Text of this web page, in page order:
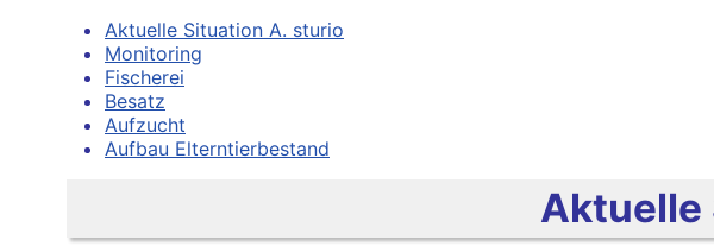
Aktuelle Situation A. sturio
Monitoring
Fischerei
Besatz
Aufzucht
Aufbau Elterntierbestand
Aktuelle